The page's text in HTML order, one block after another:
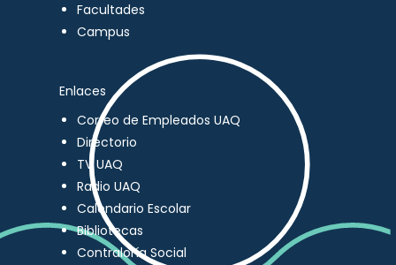
Facultades
Campus
Enlaces
Correo de Empleados UAQ
Directorio
TV UAQ
Radio UAQ
Calendario Escolar
Bibliotecas
Contraloría Social